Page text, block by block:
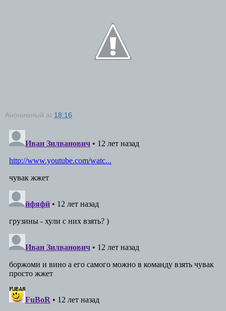
Анонимный at 18:16